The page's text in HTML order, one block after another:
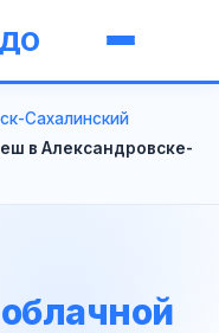
Сахалинский
в Александровске-